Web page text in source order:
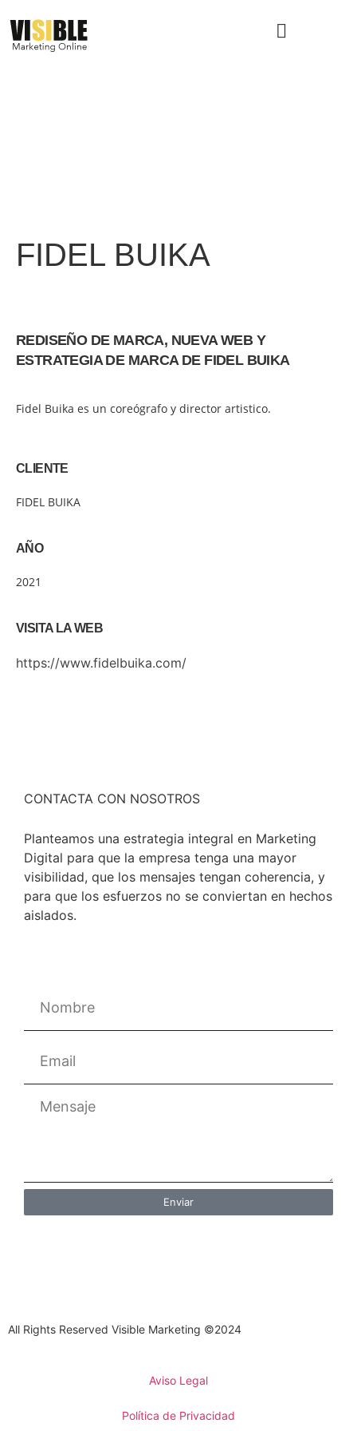
FIDEL BUIKA
REDISEÑO DE MARCA, NUEVA WEB Y
ESTRATEGIA DE MARCA DE FIDEL BUIKA
Fidel Buika es un coreógrafo y director artistico.
CLIENTE
FIDEL BUIKA
AÑO
2021
VISITA LA WEB
https://www.fidelbuika.com/
CONTACTA CON NOSOTROS
Planteamos una estrategia integral en Marketing
Digital para que la empresa tenga una mayor
visibilidad, que los mensajes tengan coherencia, y
para que los esfuerzos no se conviertan en hechos
aislados.
Enviar
All Rights Reserved Visible Marketing ©2024
Aviso Legal
Política de Privacidad